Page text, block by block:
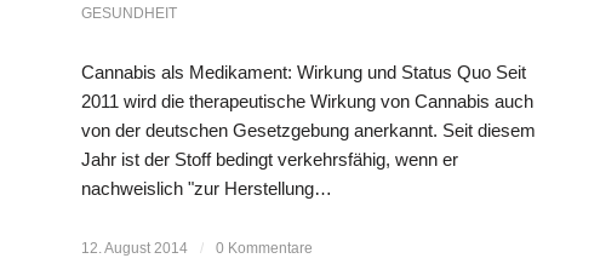
GESUNDHEIT
Cannabis als Medikament: Wirkung und Status Quo Seit
2011 wird die therapeutische Wirkung von Cannabis auch
von der deutschen Gesetzgebung anerkannt. Seit diesem
Jahr ist der Stoff bedingt verkehrsfähig, wenn er
nachweislich "zur Herstellung…
12. August 2014 / 0 Kommentare